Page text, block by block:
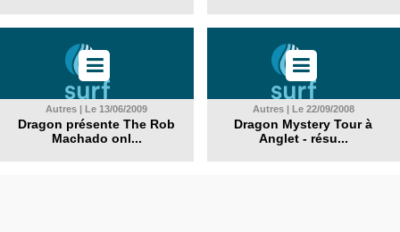
Autres | Le 13/06/2009
Dragon présente The Rob
Machado onl...
Autres | Le 22/09/2008
Dragon Mystery Tour à
Anglet - résu...